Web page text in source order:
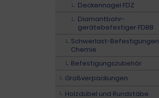
Deckennagel FDZ
Diamantbohr-
gerätebefestiger FDBB
Schwerlast-Befestigungen
Chemie
Befestigungszubehör
Großverpackungen
Holzdübel und Rundstäbe